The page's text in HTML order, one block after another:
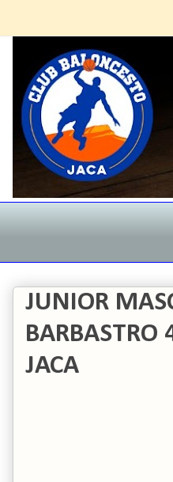
JUNIOR
BARBASTRO
JACA